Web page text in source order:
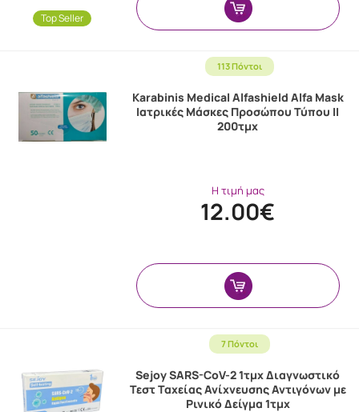
Top Seller
113 Πόντοι
Karabinis Medical Alfashield Alfa Mask
Ιατρικές Μάσκες Προσώπου Τύπου ΙΙ
200τμχ
Η τιμή μας
12.00€
7 Πόντοι
Sejoy SARS-CoV-2 1τμχ Διαγνωστικό
Τεστ Ταχείας Ανίχνευσης Αντιγόνων με
Ρινικό Δείγμα 1τμχ